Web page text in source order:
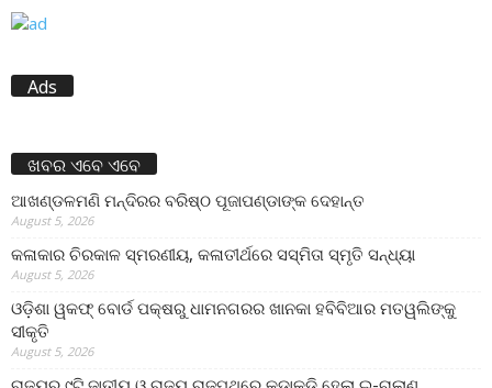
Ads
ଖବର ଏବେ ଏବେ
ଆଖଣ୍ଡଳମଣି ମନ୍ଦିରର ବରିଷ୍ଠ ପୂଜାପଣ୍ଡାଙ୍କ ଦେହାନ୍ତ
August 5, 2026
କଳାକାର ଚିରକାଳ ସ୍ମରଣୀୟ, କଳାତୀର୍ଥରେ ସସ୍ମିତା ସ୍ମୃତି ସନ୍ଧ୍ୟା
August 5, 2026
ଓଡ଼ିଶା ୱକଫ୍ ବୋର୍ଡ ପକ୍ଷରୁ ଧାମନଗରର ଖାନକା ହବିବିଆର ମତୱଲିଙ୍କୁ
ସୀକୃତି
August 5, 2026